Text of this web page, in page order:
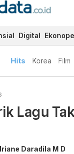
Digital
Hits Korea Film
Lagu
Daradila M D